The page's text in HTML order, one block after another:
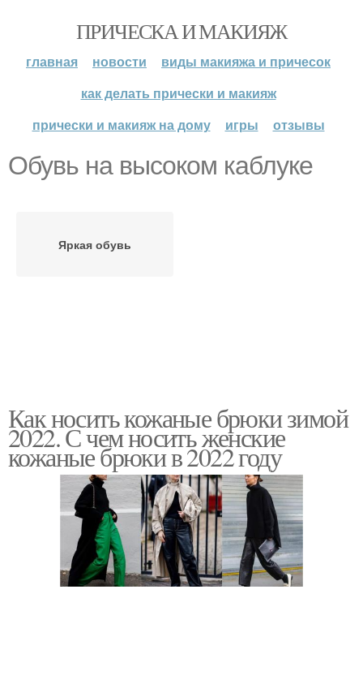
ПРИЧЕСКА И МАКИЯЖ
главная новости
виды макияжа и причесок
как делать прически и макияж
прически и макияж на дому
игры отзывы
Обувь на высоком каблуке
Яркая обувь
Как носить кожаные брюки зимой
2022. С чем носить женские
кожаные брюки в 2022 году